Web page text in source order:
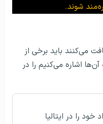
شوند.
می‌کنند باید برخی از
اشاره می‌کنیم را در
را در ایتالیا